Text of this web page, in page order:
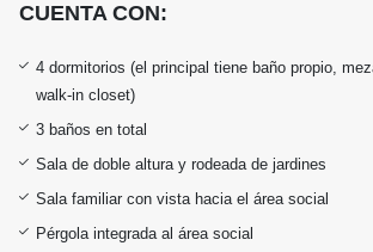
CUENTA CON:
4 dormitorios (el principal tiene baño propio,
walk-in closet)
3 baños en total
Sala de doble altura y rodeada de jardines
Sala familiar con vista hacia el área social
Pérgola integrada al área social